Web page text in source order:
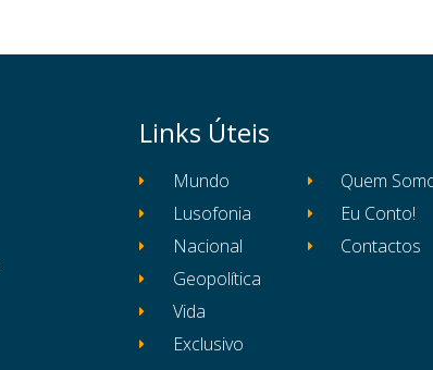
Links Úteis
Mundo
Lusofonia
Nacional
Geopolítica
Vida
Exclusivo
Quem
Eu Conto!
Contactos